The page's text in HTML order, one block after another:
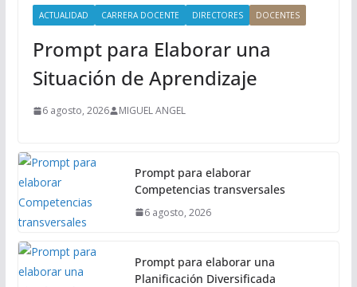
ACTUALIDAD CARRERA DOCENTE DIRECTORES DOCENTES
Prompt para Elaborar una
Situación de Aprendizaje
6 agosto, 2026 MIGUEL ANGEL
Prompt para elaborar
Competencias transversales
6 agosto, 2026
Prompt para elaborar una
Planificación Diversificada